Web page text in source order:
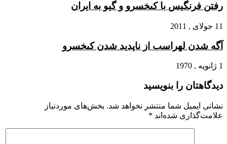
رفتن فرنگیس با کى‏خسرو و گیو به ایران
11 جولای , 2011
آگه شدن لهراسب از ناپدید شدن کى‏خسرو
1 ژانویه , 1970
دیدگاهتان را بنویسید
نشانی ایمیل شما منتشر نخواهد شد. بخش‌های موردنیاز
علامت‌گذاری شده‌اند *